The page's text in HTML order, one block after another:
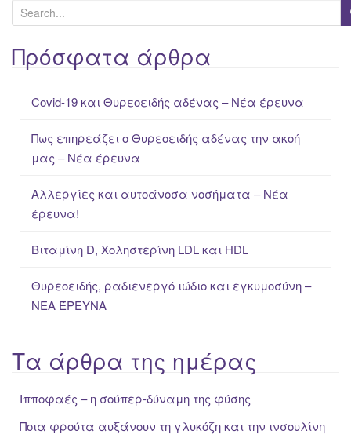
e
a
rΠρόσφατα άρθρα
Covid-19 και Θυρεοειδής αδένας – Νέα έρευνα
Πως επηρεάζει ο Θυρεοειδής αδένας την ακοή
μας – Νέα έρευνα
Αλλεργίες και αυτοάνοσα νοσήματα – Νέα
έρευνα!
Βιταμίνη D, Χοληστερίνη LDL και HDL
Θυρεοειδής, ραδιενεργό ιώδιο και εγκυμοσύνη –
ΝΕΑ ΈΡΕΥΝΑ
Τα άρθρα της ημέρας
Ιπποφαές – η σούπερ-δύναμη της φύσης
Ποια φρούτα αυξάνουν τη γλυκόζη και την ινσουλίνη